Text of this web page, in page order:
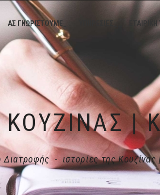
ΑΣ ΓΝΩΡΙΣΤΟΥΜΕ_
Διατροφής - ιστορίες της